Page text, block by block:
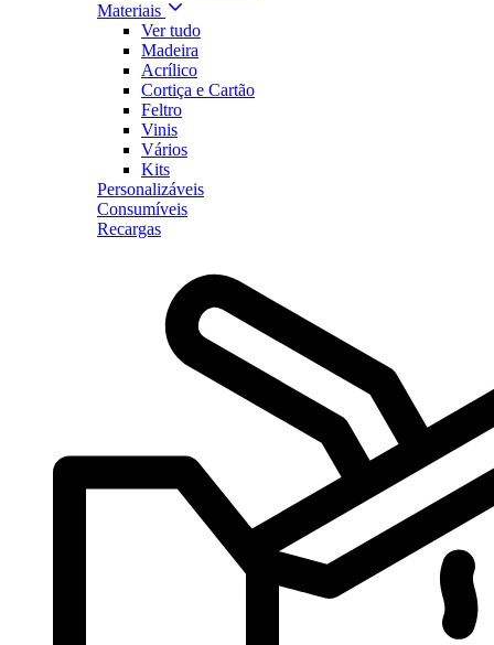
Materiais
Ver tudo
Madeira
Acrílico
Cortiça e Cartão
Feltro
Vinis
Vários
Kits
Personalizáveis
Consumíveis
Recargas